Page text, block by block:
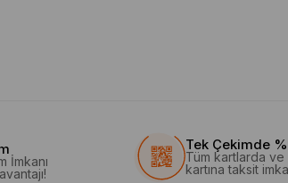
İmkanı
Tek Çekimde
Tüm kartlarda
kartına taksit